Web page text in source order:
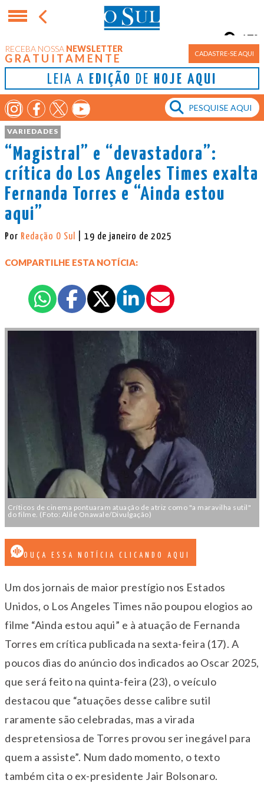
RECEBA NOSSA NEWSLETTER
GRATUITAMENTE CADASTRE-SE AQUI
LEIA A EDIÇÃO DE HOJE AQUI
Porto Alegre
17°
VARIEDADES
“Magistral” e “devastadora”:
crítica do Los Angeles Times exalta
Fernanda Torres e “Ainda estou
aqui”
Por Redação O Sul | 19 de janeiro de 2025
COMPARTILHE ESTA NOTÍCIA:
Críticos de cinema pontuaram atuação de atriz como "a maravilha sutil"
do filme. (Foto: Alile Onawale/Divulgação)
OUÇA ESSA NOTÍCIA CLICANDO AQUI
Um dos jornais de maior prestígio nos Estados
Unidos, o Los Angeles Times não poupou elogios ao
filme “Ainda estou aqui” e à atuação de Fernanda
Torres em crítica publicada na sexta-feira (17). A
poucos dias do anúncio dos indicados ao Oscar 2025,
que será feito na quinta-feira (23), o veículo
destacou que “atuações desse calibre sutil
raramente são celebradas, mas a virada
despretensiosa de Torres provou ser inegável para
quem a assiste”. Num dado momento, o texto
também cita o ex-presidente Jair Bolsonaro.